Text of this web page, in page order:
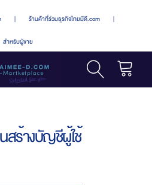
| ร้านค้าที่ร่วมธุรกิจไทยมีดี.com |
สำหรับผู้ขาย
สร้างบัญชีผู้ใช้